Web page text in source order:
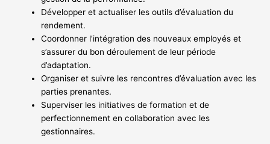
Développer et actualiser les outils d’évaluation du
rendement.
Coordonner l’intégration des nouveaux employés et
s’assurer du bon déroulement de leur période
d’adaptation.
Organiser et suivre les rencontres d’évaluation avec les
parties prenantes.
Superviser les initiatives de formation et de
perfectionnement en collaboration avec les
gestionnaires.